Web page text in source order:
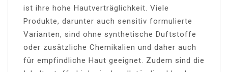
ist ihre hohe Hautverträglichkeit. Viele
Produkte, darunter auch sensitiv formulierte
Varianten, sind ohne synthetische Duftstoffe
oder zusätzliche Chemikalien und daher auch
für empfindliche Haut geeignet. Zudem sind die